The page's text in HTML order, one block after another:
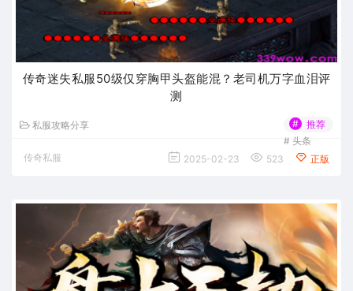
传奇迷失私服50级仅穿胸甲头盔能混？老司机万字血泪评
测
私服攻略分享 #
推荐
# 头条
传奇私服
2025-02-23 523 正版